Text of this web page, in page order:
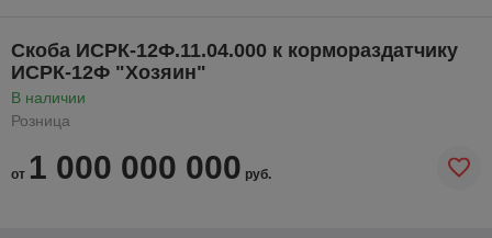
Скоба ИСРК-12Ф.11.04.000 к кормораздатчику
ИСРК-12Ф "Хозяин"
В наличии
Розница
от 1 000 000 000 руб.